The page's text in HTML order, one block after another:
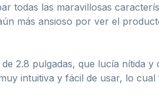
todas las maravillosas
más ansioso por ver el
2.8 pulgadas, que lucía nítida y
intuitiva y fácil de usar, lo